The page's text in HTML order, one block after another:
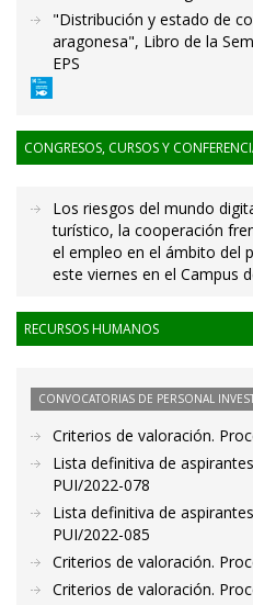
"Distribución y estado de
aragonesa", Libro de la
EPS
CONGRESOS, CURSOS Y
Los riesgos del mundo
turístico, la cooperación
el empleo en el ámbito del
este viernes en el Campus
RECURSOS HUMANOS
CONVOCATORIAS DE PERSONAL
Criterios de valoración.
Lista definitiva de
PUI/2022-078
Lista definitiva de
PUI/2022-085
Criterios de valoración.
Criterios de valoración.